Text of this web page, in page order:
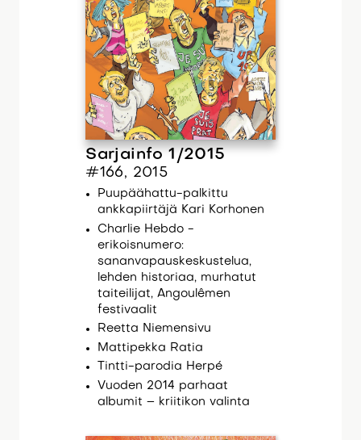
Sarjainfo 1/2015
#166, 2015
Puupäähattu-palkittu
ankkapiirtäjä Kari Korhonen
Charlie Hebdo -
erikoisnumero:
sananvapauskeskustelua,
lehden historiaa, murhatut
taiteilijat, Angoulêmen
festivaalit
Reetta Niemensivu
Mattipekka Ratia
Tintti-parodia Herpé
Vuoden 2014 parhaat
albumit – kriitikon valinta